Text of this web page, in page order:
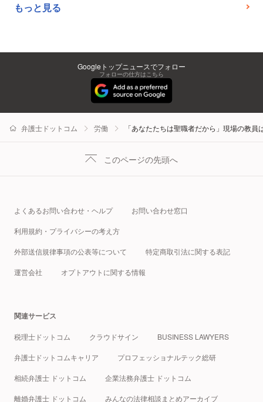
もっと見る
Googleトップニュースでフォロー
フォローの仕方はこちら
弁護士ドットコム 労働 「あなたたちは聖職者だから」現場の教
このページの先頭へ
よくあるお問い合わせ・ヘルプ お問い合わせ窓口
利用規約・プライバシーの考え方
外部送信規律事項の公表等について 特定商取引法に関する表記
運営会社 オプトアウトに関する情報
関連サービス
税理士ドットコム クラウドサイン BUSINESS LAWYERS
弁護士ドットコムキャリア プロフェッショナルテック総研
相続弁護士 ドットコム 企業法務弁護士 ドットコム
離婚弁護士 ドットコム みんなの法律相談まとめアーカイブ